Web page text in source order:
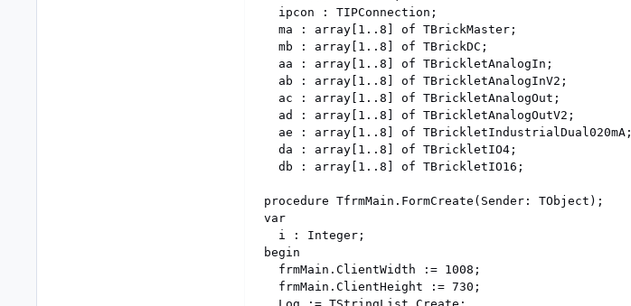
ipcon : TIPConnection;
ma : array[1..8] of TBrickMaster;
mb : array[1..8] of TBrickDC;
aa : array[1..8] of TBrickletAnalogIn;
ab : array[1..8] of TBrickletAnalogInV2;
ac : array[1..8] of TBrickletAnalogOut;
ad : array[1..8] of TBrickletAnalogOutV2;
ae : array[1..8] of TBrickletIndustrialDual020mA;
da : array[1..8] of TBrickletIO4;
db : array[1..8] of TBrickletIO16;
procedure TfrmMain.FormCreate(Sender: TObject);
var
i : Integer;
begin
frmMain.ClientWidth := 1008;
frmMain.ClientHeight := 730;